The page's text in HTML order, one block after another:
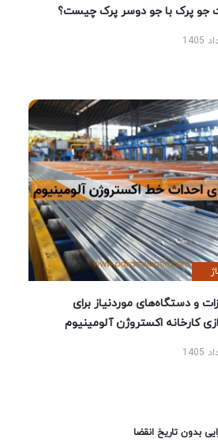
جو پرک با جو دوسر پرک چیست؟
و دستگاه‌های موردنیاز برای
کارخانه اکستروژن آلومینیوم
بدون تاریخ انقضا